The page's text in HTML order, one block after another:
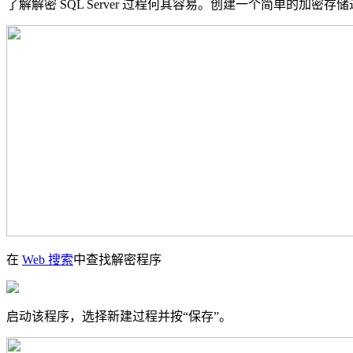
了解解密 SQL Server 过程何其容易。创建一个简单的加密存
在 Web 搜索中查找解密程序
启动该程序，选择新建过程并按“保存”。